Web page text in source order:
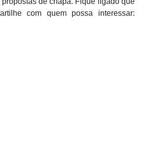
com quem possa interessar: